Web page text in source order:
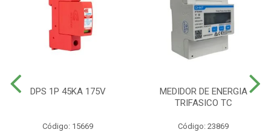
DPS 1P 45KA 175V
Código: 15669
MEDIDOR DE ENERGIA
TRIFASICO TC
Código: 23869